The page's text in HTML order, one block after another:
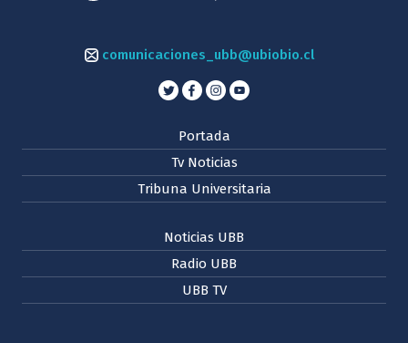
comunicaciones_ubb@ubiobio.cl
Portada
Tv Noticias
Tribuna Universitaria
Noticias UBB
Radio UBB
UBB TV